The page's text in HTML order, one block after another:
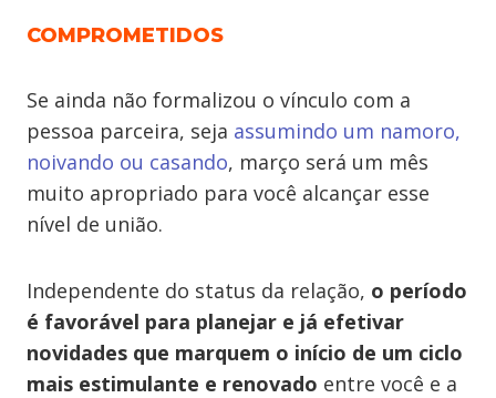
COMPROMETIDOS
Se ainda não formalizou o vínculo com a
pessoa parceira, seja assumindo um namoro,
noivando ou casando, março será um mês
muito apropriado para você alcançar esse
nível de união.
Independente do status da relação, o período
é favorável para planejar e já efetivar
novidades que marquem o início de um ciclo
mais estimulante e renovado entre você e a